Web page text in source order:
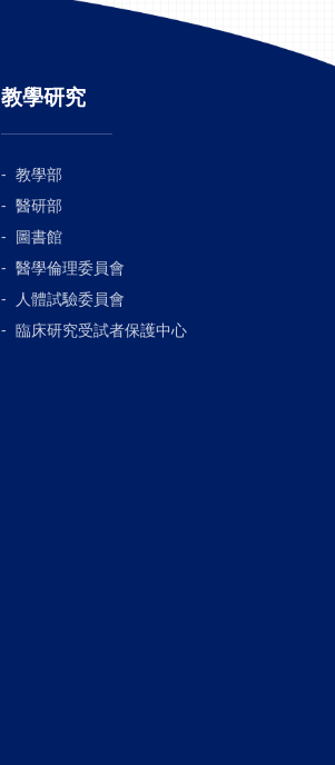
教學研究
教學部
醫研部
圖書館
醫學倫理委員會
人體試驗委員會
臨床研究受試者保護中心